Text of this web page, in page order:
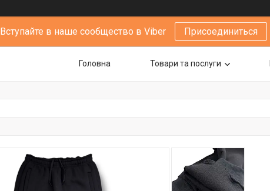
Вступайте в наше сообщество в Viber Присоединиться
Головна Товари та послуги